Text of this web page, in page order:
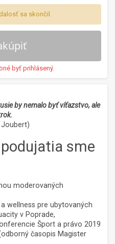
sa skončil.
byť prihlásený.
by nemalo byť víťazstvo, ale
sme
moderovaných
wellness pre ubytovaných
v Poprade,
Šport a právo 2019
časopis Magister